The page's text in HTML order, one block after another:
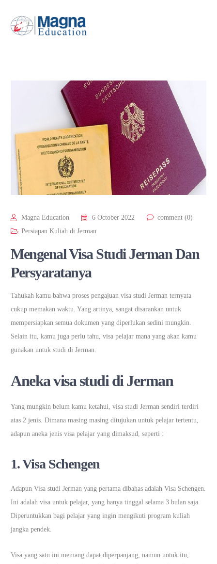
Magna Education 6 October 2022
comment (0)
Persiapan Kuliah di Jerman
Mengenal Visa Studi Jerman Dan
Persyaratanya
Tahukah kamu bahwa proses pengajuan visa studi Jerman ternyata
cukup memakan waktu. Yang artinya, sangat disarankan untuk
mempersiapkan semua dokumen yang diperlukan sedini mungkin.
Selain itu, kamu juga perlu tahu, visa pelajar mana yang akan kamu
gunakan untuk studi di Jerman.
Aneka visa studi di Jerman
Yang mungkin belum kamu ketahui, visa studi Jerman sendiri terdiri
atas 2 jenis. Dimana masing masing ditujukan untuk pelajar tertentu,
adapun aneka jenis visa pelajar yang dimaksud, seperti :
1. Visa Schengen
Adapun Visa studi Jerman yang pertama dibahas adalah Visa Schengen.
Ini adalah visa untuk pelajar, yang hanya tinggal selama 3 bulan saja.
Diperuntukkan bagi pelajar yang ingin mengikuti program kuliah
jangka pendek.
Visa yang satu ini memang dapat diperpanjang, namun untuk itu,